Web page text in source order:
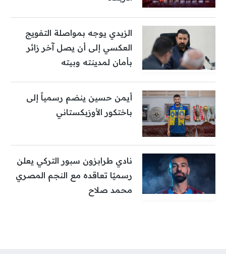
الزيدي يوجه بمواصلة التفويج
العكسي إلى أن يصل آخر زائر
بأمان لمدينته وبيته
أيمن حسين ينضم رسمياً إلى
باختكور الأوزبكستاني
نادي طرابزون سبور التركي يعلن
رسميًا تعاقده مع النجم المصري
محمد صلاح